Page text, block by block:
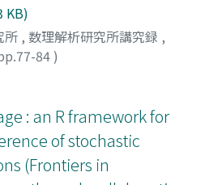
KB)
所 , 数理解析研究所講究録 ,
84)
: an R framework for
of stochastic
(Frontiers in